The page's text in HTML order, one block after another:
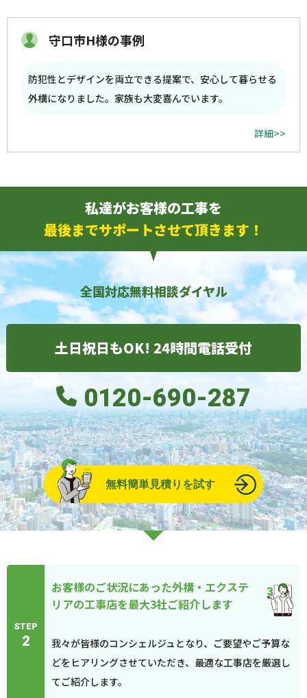
守口市H様の事例
防犯性とデザインを両立できる提案で、安心して暮らせる
外構になりました。家族も大変喜んでいます。
詳細>>
私達がお客様の工事を
最後までサポートさせて頂きます！
全国対応無料相談ダイヤル
土日祝日もOK! 24時間電話受付
0120-690-287
無料簡単見積りを試す
STEP
2
お客様のご状況にあった外構・エクステ
リアの工事店を最大3社ご紹介します
我々が皆様のコンシェルジュとなり、ご要望やご予算な
どをヒアリングさせていただき、最適な工事店を厳選し
てご紹介します。